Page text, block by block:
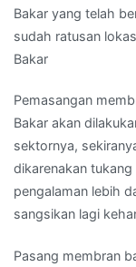
Bakar yang telah
sudah ratusan
Bakar
Pemasangan
Bakar akan
sektornya,
dikarenakan
pengalaman lebih
sangsikan lagi
Pasang membran